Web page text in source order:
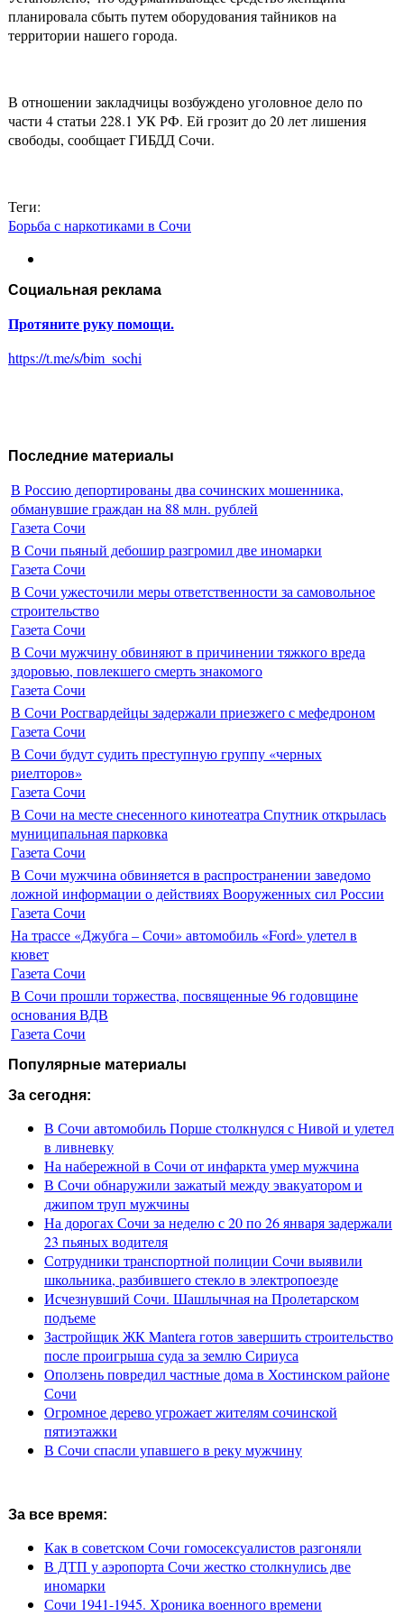
планировала сбыть путем оборудования тайников на
территории нашего города.
В отношении закладчицы возбуждено уголовное дело по
части 4 статьи 228.1 УК РФ. Ей грозит до 20 лет лишения
свободы, сообщает ГИБДД Сочи.
Теги:
Борьба с наркотиками в Сочи
Социальная реклама
Протяните руку помощи.
https://t.me/s/bim_sochi
Последние материалы
В Россию депортированы два сочинских мошенника,
обманувшие граждан на 88 млн. рублей
Газета Сочи
В Сочи пьяный дебошир разгромил две иномарки
Газета Сочи
В Сочи ужесточили меры ответственности за самовольное
строительство
Газета Сочи
В Сочи мужчину обвиняют в причинении тяжкого вреда
здоровью, повлекшего смерть знакомого
Газета Сочи
В Сочи Росгвардейцы задержали приезжего с мефедроном
Газета Сочи
В Сочи будут судить преступную группу «черных
риелторов»
Газета Сочи
В Сочи на месте снесенного кинотеатра Спутник открылась
муниципальная парковка
Газета Сочи
В Сочи мужчина обвиняется в распространении заведомо
ложной информации о действиях Вооруженных сил России
Газета Сочи
На трассе «Джубга – Сочи» автомобиль «Ford» улетел в
кювет
Газета Сочи
В Сочи прошли торжества, посвященные 96 годовщине
основания ВДВ
Газета Сочи
Популярные материалы
За сегодня:
В Сочи автомобиль Порше столкнулся с Нивой и улетел
в ливневку
На набережной в Сочи от инфаркта умер мужчина
В Сочи обнаружили зажатый между эвакуатором и
джипом труп мужчины
На дорогах Сочи за неделю с 20 по 26 января задержали
23 пьяных водителя
Сотрудники транспортной полиции Сочи выявили
школьника, разбившего стекло в электропоезде
Исчезнувший Сочи. Шашлычная на Пролетарском
подъеме
Застройщик ЖК Mantera готов завершить строительство
после проигрыша суда за землю Сириуса
Оползень повредил частные дома в Хостинском районе
Сочи
Огромное дерево угрожает жителям сочинской
пятиэтажки
В Сочи спасли упавшего в реку мужчину
За все время:
Как в советском Сочи гомосексуалистов разгоняли
В ДТП у аэропорта Сочи жестко столкнулись две
иномарки
Сочи 1941-1945. Хроника военного времени